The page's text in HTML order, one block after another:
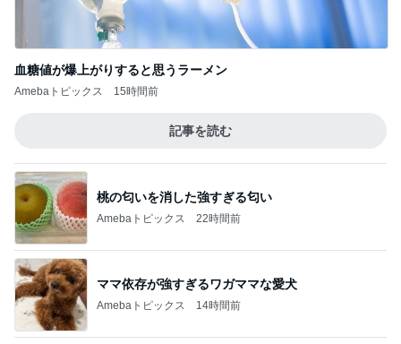
血糖値が爆上がりすると思うラーメン
Amebaトピックス 15時間前
記事を読む
桃の匂いを消した強すぎる匂い
Amebaトピックス 22時間前
ママ依存が強すぎるワガママな愛犬
Amebaトピックス 14時間前